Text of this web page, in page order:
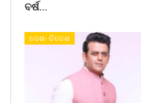
ବର୍ଷ…
ଦେଶ- ବିଦେଶ